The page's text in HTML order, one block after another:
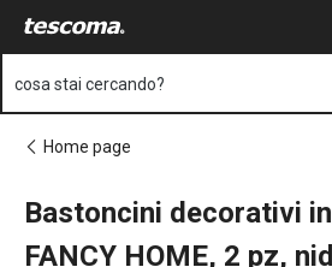
Vai al contenuto
cosa stai cercando?
Home page
Bastoncini decorativi
FANCY HOME, 2 pz,